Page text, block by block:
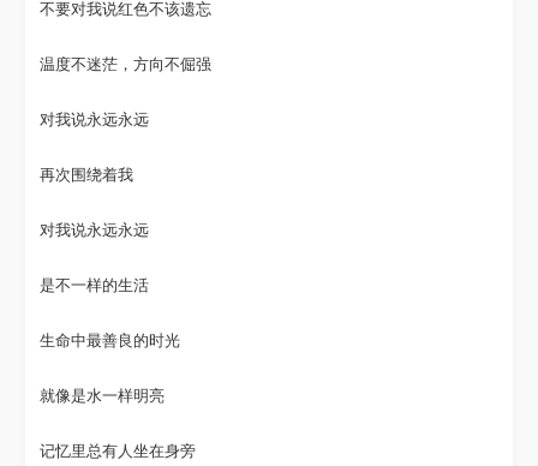
不要对我说红色不该遗忘
温度不迷茫，方向不倔强
对我说永远永远
再次围绕着我
对我说永远永远
是不一样的生活
生命中最善良的时光
就像是水一样明亮
记忆里总有人坐在身旁